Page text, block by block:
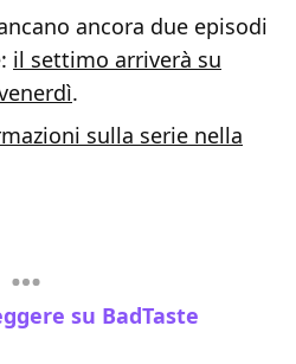
ancora due episodi
il settimo arriverà su
.
sulla serie nella
su BadTaste